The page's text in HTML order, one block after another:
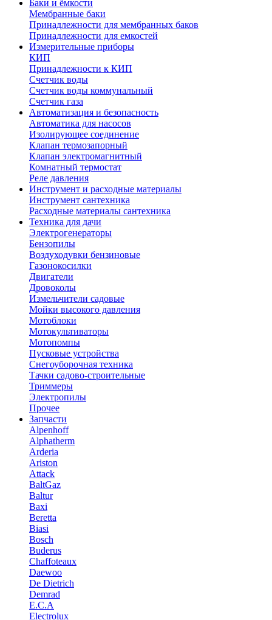
Баки и ёмкости
Мембранные баки
Принадлежности для мембранных баков
Принадлежности для емкостей
Измерительные приборы
КИП
Принадлежности к КИП
Счетчик воды
Счетчик воды коммунальный
Счетчик газа
Автоматизация и безопасность
Автоматика для насосов
Изолирующее соединение
Клапан термозапорный
Клапан электромагнитный
Комнатный термостат
Реле давления
Инструмент и расходные материалы
Инструмент сантехника
Расходные материалы сантехника
Техника для дачи
Электрогенераторы
Бензопилы
Воздуходувки бензиновые
Газонокосилки
Двигатели
Дровоколы
Измельчители садовые
Мойки высокого давления
Мотоблоки
Мотокультиваторы
Мотопомпы
Пусковые устройства
Снегоуборочная техника
Тачки садово-строительные
Триммеры
Электропилы
Прочее
Запчасти
Alpenhoff
Alphatherm
Arderia
Ariston
Attack
BaltGaz
Baltur
Baxi
Beretta
Biasi
Bosch
Buderus
Chaffoteaux
Daewoo
De Dietrich
Demrad
E.C.A
Electrolux